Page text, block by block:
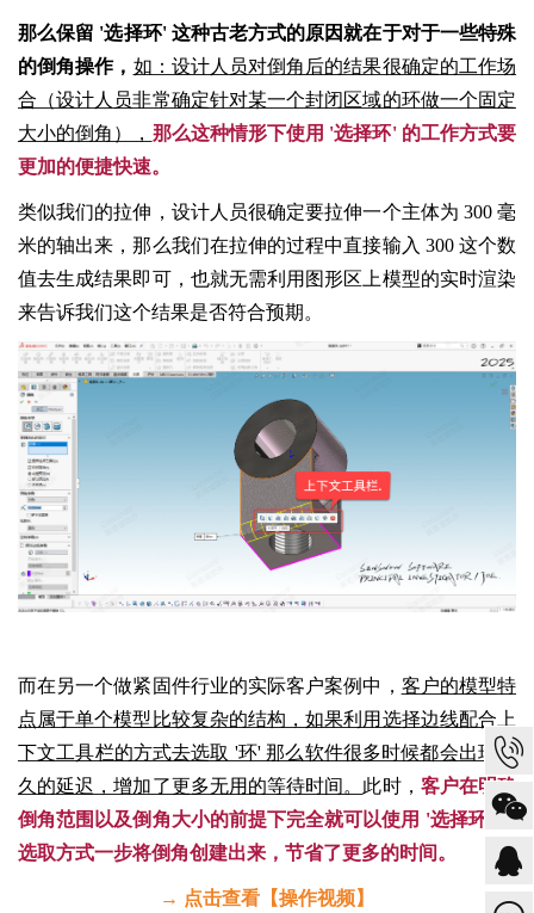
那么保留 '选择环' 这种古老方式的原因就在于对于一些特殊
的倒角操作， 如：设计人员对倒角后的结果很确定的工作场
合（设计人员非常确定针对某一个封闭区域的环做一个固定
大小的倒角）， 那么这种情形下使用 '选择环' 的工作方式要
更加的便捷快速。
类似我们的拉伸，设计人员很确定要拉伸一个主体为 300 毫
米的轴出来，那么我们在拉伸的过程中直接输入 300 这个数
值去生成结果即可，也就无需利用图形区上模型的实时渲染
来告诉我们这个结果是否符合预期。
而在另一个做紧固件行业的实际客户案例中， 客户的模型特
点属于单个模型比较复杂的结构，如果利用选择边线配合上
下文工具栏的方式去选取 '环' 那么软件很多时候都会出现较
久的延迟，增加了更多无用的等待时间。 此时， 客户在明确
倒角范围以及倒角大小的前提下完全就可以使用 '选择环' 的
选取方式一步将倒角创建出来，节省了更多的时间。
→ 点击查看【操作视频】